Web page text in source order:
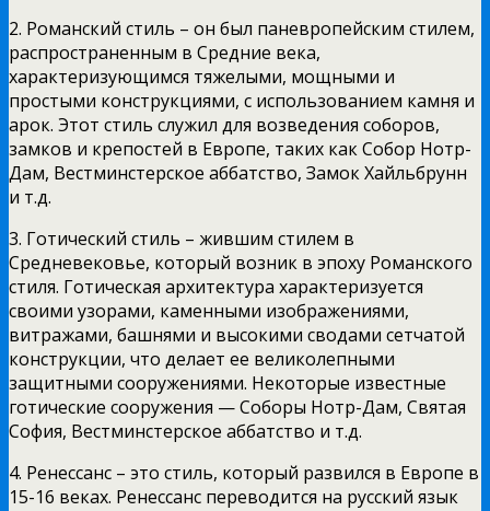
2. Романский стиль – он был паневропейским стилем,
распространенным в Средние века,
характеризующимся тяжелыми, мощными и
простыми конструкциями, с использованием камня и
арок. Этот стиль служил для возведения соборов,
замков и крепостей в Европе, таких как Собор Нотр-
Дам, Вестминстерское аббатство, Замок Хайльбрунн
и т.д.
3. Готический стиль – жившим стилем в
Средневековье, который возник в эпоху Романского
стиля. Готическая архитектура характеризуется
своими узорами, каменными изображениями,
витражами, башнями и высокими сводами сетчатой
конструкции, что делает ее великолепными
защитными сооружениями. Некоторые известные
готические сооружения — Соборы Нотр-Дам, Святая
София, Вестминстерское аббатство и т.д.
4. Ренессанс – это стиль, который развился в Европе в
15-16 веках. Ренессанс переводится на русский язык